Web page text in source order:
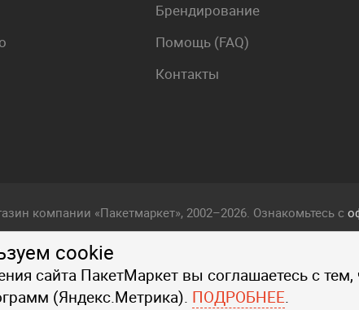
cookie
сайта ПакетМаркет вы соглашаетесь с
(Яндекс.Метрика). ПОДРОБНЕЕ.
Брендирование
Помощь (FAQ)
Контакты
компании «Пакетмаркет», 2002–2026. Ознакомьтесь с
и фирменный стиль, контент, текст, фотографии,
сайта, являются объектом прав интеллектуальной
стиля, контента, текста, фотографий, изображений и